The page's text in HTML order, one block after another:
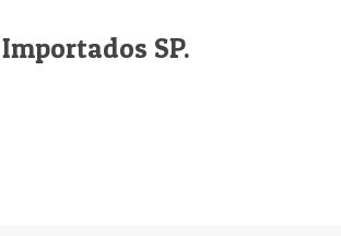
Importados SP.